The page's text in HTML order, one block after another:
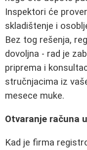
Inspektori će
skladištenje i
Bez tog rešenja,
dovoljna - rad je
priprema i
stručnjacima iz
mesece muke.
Otvaranje računa
Kad je firma